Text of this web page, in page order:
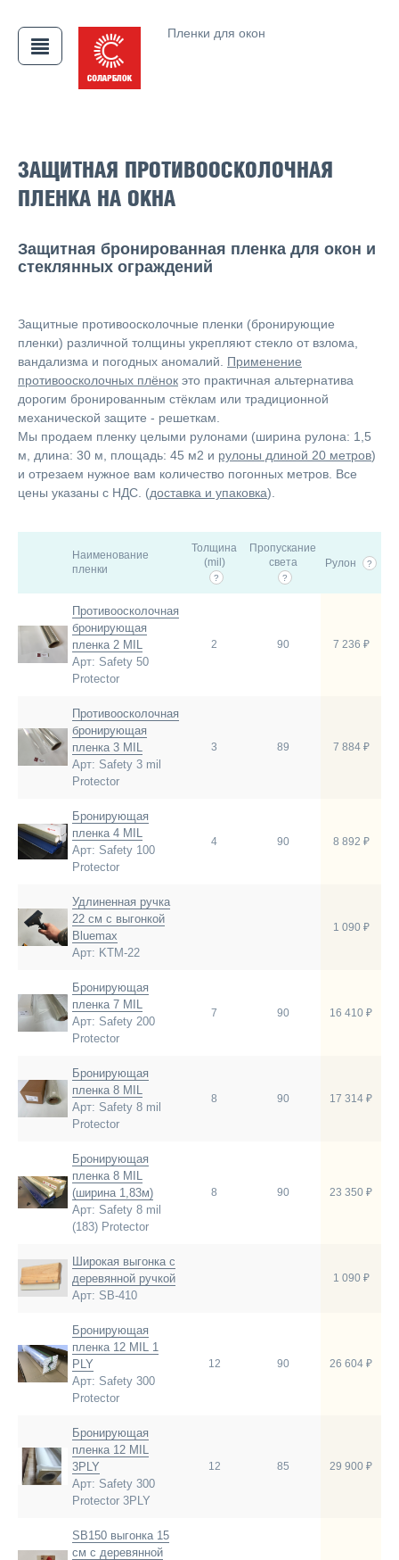
Пленки для окон
ЗАЩИТНАЯ ПРОТИВООСКОЛОЧНАЯ
ПЛЕНКА НА ОКНА
Защитная бронированная пленка для окон и
стеклянных ограждений
Защитные противоосколочные пленки (бронирующие
пленки) различной толщины укрепляют стекло от взлома,
вандализма и погодных аномалий. Применение
противоосколочных плёнок это практичная альтернатива
дорогим бронированным стёклам или традиционной
механической защите - решеткам.
Мы продаем пленку целыми рулонами (ширина рулона: 1,5
м, длина: 30 м, площадь: 45 м2 и рулоны длиной 20 метров)
и отрезаем нужное вам количество погонных метров. Все
цены указаны с НДС. (доставка и упаковка).
Наименование
пленки
Толщина
(mil)
?
Пропускание
света
?
Рулон ?
Противоосколочная
бронирующая
пленка 2 MIL
Арт: Safety 50
Protector
2 90 7 236 ₽
Противоосколочная
бронирующая
пленка 3 MIL
Арт: Safety 3 mil
Protector
3 89 7 884 ₽
Бронирующая
пленка 4 MIL
Арт: Safety 100
Protector
4 90 8 892 ₽
Удлиненная ручка
22 см с выгонкой
Bluemax
Арт: KTM-22
1 090 ₽
Бронирующая
пленка 7 MIL
Арт: Safety 200
Protector
7 90 16 410 ₽
Бронирующая
пленка 8 MIL
Арт: Safety 8 mil
Protector
8 90 17 314 ₽
Бронирующая
пленка 8 MIL
(ширина 1,83м)
Арт: Safety 8 mil
(183) Protector
8 90 23 350 ₽
Широкая выгонка с
деревянной ручкой
Арт: SB-410
1 090 ₽
Бронирующая
пленка 12 MIL 1
PLY
Арт: Safety 300
Protector
12 90 26 604 ₽
Бронирующая
пленка 12 MIL
3PLY
Арт: Safety 300
Protector 3PLY
12 85 29 900 ₽
SB150 выгонка 15
см с деревянной